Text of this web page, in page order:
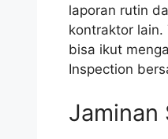
laporan rutin
kontraktor lain.
bisa ikut
Inspection
Jaminan